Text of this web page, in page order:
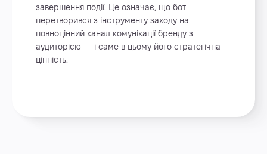
завершення події. Це означає, що бот
перетворився з інструменту заходу на
повноцінний канал комунікації бренду з
аудиторією — і саме в цьому його стратегічна
цінність.